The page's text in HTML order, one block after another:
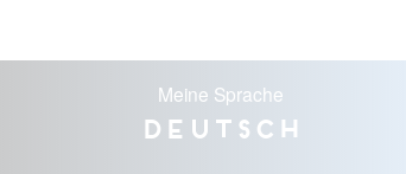
Meine Sprache
Deutsch